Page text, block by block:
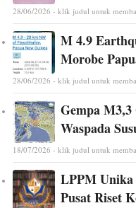
28/06/2026 - klik judul untuk
M 4.9
Morobe
28/06/2026 - klik judul untuk
Gempa
Waspada
18/07/2026 - klik judul untuk
LPPM
Pusat Riset